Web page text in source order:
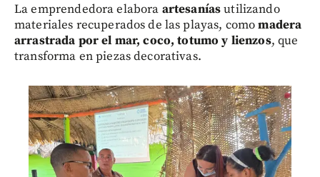
La emprendedora elabora artesaníasutilizando
materiales recuperados de las playas, comomadera
arrastrada por el mar, coco, totumo y lienzos, que
transforma en piezas decorativas.